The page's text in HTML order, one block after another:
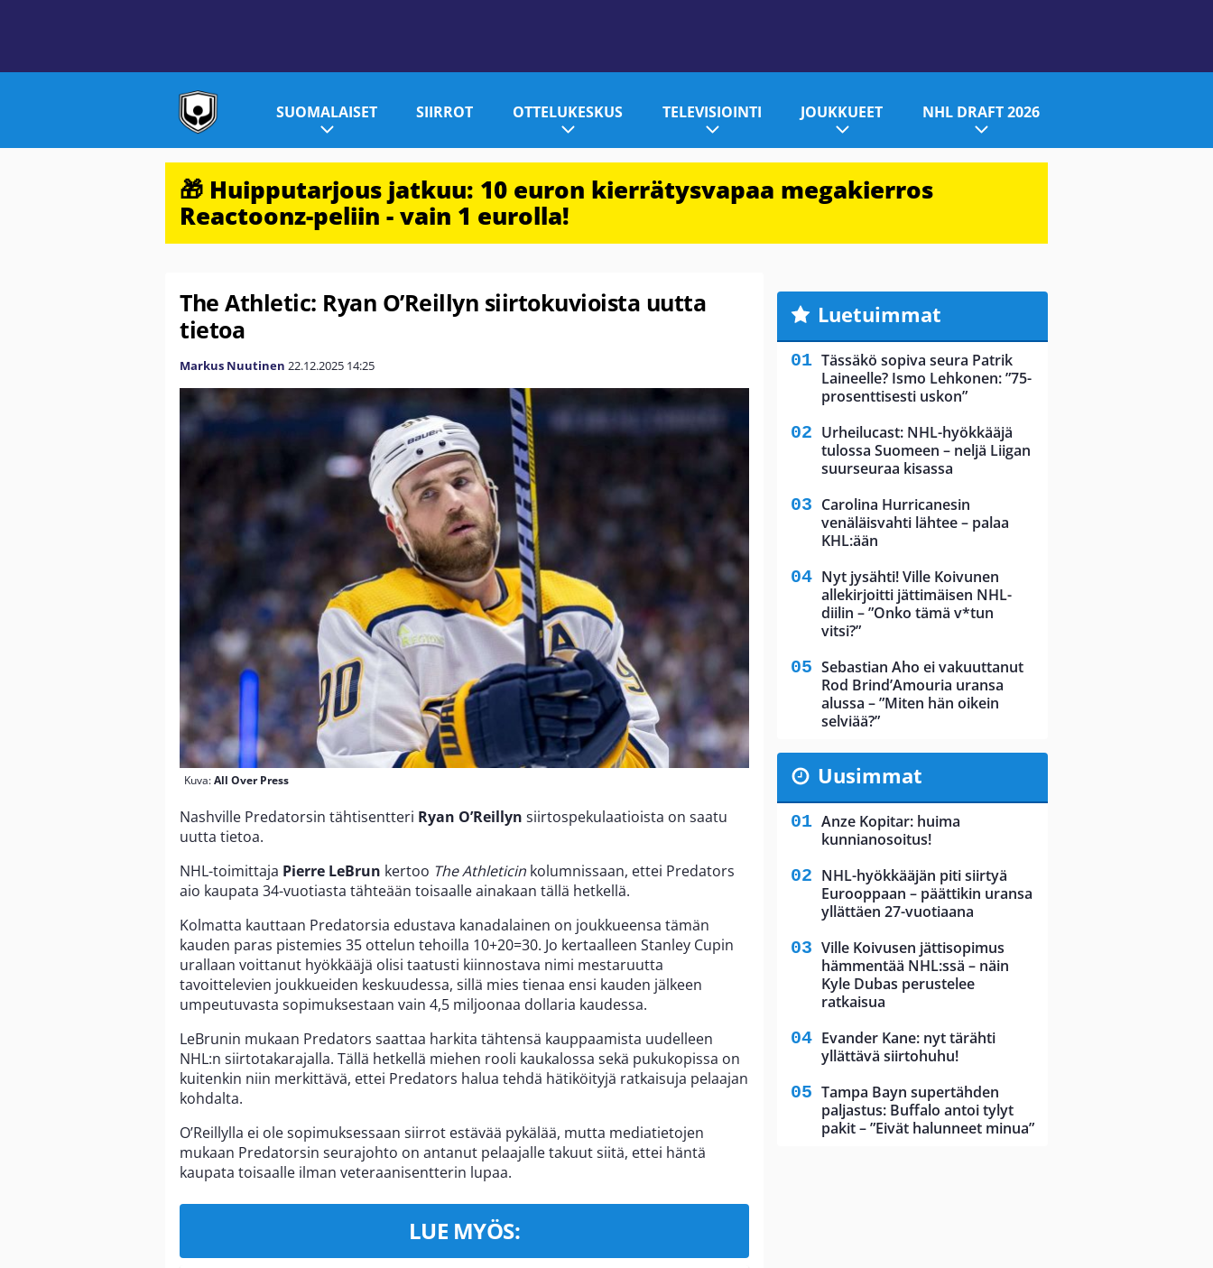
SUOMALAISET SIIRROT OTTELUKESKUS TELEVISIOINTI JOUKKUEET NHL DRAFT 2026
🎁 Huipputarjous jatkuu: 10 euron kierrätysvapaa megakierros
Reactoonz-peliin - vain 1 eurolla!
The Athletic: Ryan O’Reillyn siirtokuvioista uutta
tietoa
Markus Nuutinen 22.12.2025 14:25
Kuva:All Over Press
Nashville Predatorsin tähtisentteri Ryan O’Reillyn siirtospekulaatioista on saatu
uutta tietoa.
NHL-toimittaja Pierre LeBrun kertoo The Athleticin kolumnissaan, ettei Predators
aio kaupata 34-vuotiasta tähteään toisaalle ainakaan tällä hetkellä.
Kolmatta kauttaan Predatorsia edustava kanadalainen on joukkueensa tämän
kauden paras pistemies 35 ottelun tehoilla 10+20=30. Jo kertaalleen Stanley Cupin
urallaan voittanut hyökkääjä olisi taatusti kiinnostava nimi mestaruutta
tavoittelevien joukkueiden keskuudessa, sillä mies tienaa ensi kauden jälkeen
umpeutuvasta sopimuksestaan vain 4,5 miljoonaa dollaria kaudessa.
LeBrunin mukaan Predators saattaa harkita tähtensä kauppaamista uudelleen
NHL:n siirtotakarajalla. Tällä hetkellä miehen rooli kaukalossa sekä pukukopissa on
kuitenkin niin merkittävä, ettei Predators halua tehdä hätiköityjä ratkaisuja pelaajan
kohdalta.
O’Reillylla ei ole sopimuksessaan siirrot estävää pykälää, mutta mediatietojen
mukaan Predatorsin seurajohto on antanut pelaajalle takuut siitä, ettei häntä
kaupata toisaalle ilman veteraanisentterin lupaa.
LUE MYÖS:
Luetuimmat
Tässäkö sopiva seura Patrik
Laineelle? Ismo Lehkonen: ”75-
prosenttisesti uskon”
Urheilucast: NHL-hyökkääjä
tulossa Suomeen – neljä Liigan
suurseuraa kisassa
Carolina Hurricanesin
venäläisvahti lähtee – palaa
KHL:ään
Nyt jysähti! Ville Koivunen
allekirjoitti jättimäisen NHL-
diilin – ”Onko tämä v*tun
vitsi?”
Sebastian Aho ei vakuuttanut
Rod Brind’Amouria uransa
alussa – ”Miten hän oikein
selviää?”
Uusimmat
Anze Kopitar: huima
kunnianosoitus!
NHL-hyökkääjän piti siirtyä
Eurooppaan – päättikin uransa
yllättäen 27-vuotiaana
Ville Koivusen jättisopimus
hämmentää NHL:ssä – näin
Kyle Dubas perustelee
ratkaisua
Evander Kane: nyt tärähti
yllättävä siirtohuhu!
Tampa Bayn supertähden
paljastus: Buffalo antoi tylyt
pakit – ”Eivät halunneet minua”